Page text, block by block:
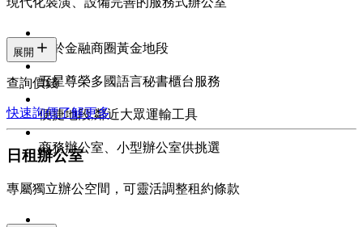
位於金融商圈黃金地段
五星尊榮多國語言秘書櫃台服務
便捷地段,鄰近大眾運輸工具
商務辦公室、小型辦公室供挑選
展開
查詢價錢
快速詢價了解更多
日租辦公室
專屬獨立辦公空間，可靈活調整租約條款